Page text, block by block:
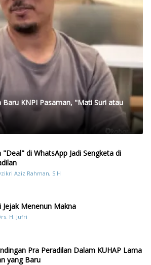
KNPI Pasaman, "Mati Suri atau
"Deal" di WhatsApp Jadi Sengketa di
Aziz Rahman, S.H
Jejak Menenun Makna
H. Jufri
Pra Peradilan Dalam KUHAP Lama
yang Baru